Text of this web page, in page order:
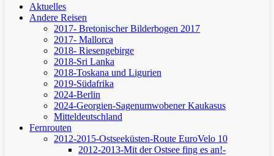
Aktuelles
Andere Reisen
2017- Bretonischer Bilderbogen 2017
2017- Mallorca
2018- Riesengebirge
2018-Sri Lanka
2018-Toskana und Ligurien
2019-Südafrika
2024-Berlin
2024-Georgien-Sagenumwobener Kaukasus
Mitteldeutschland
Fernrouten
2012-2015-Ostseeküsten-Route EuroVelo 10
2012-2013-Mit der Ostsee fing es an!-